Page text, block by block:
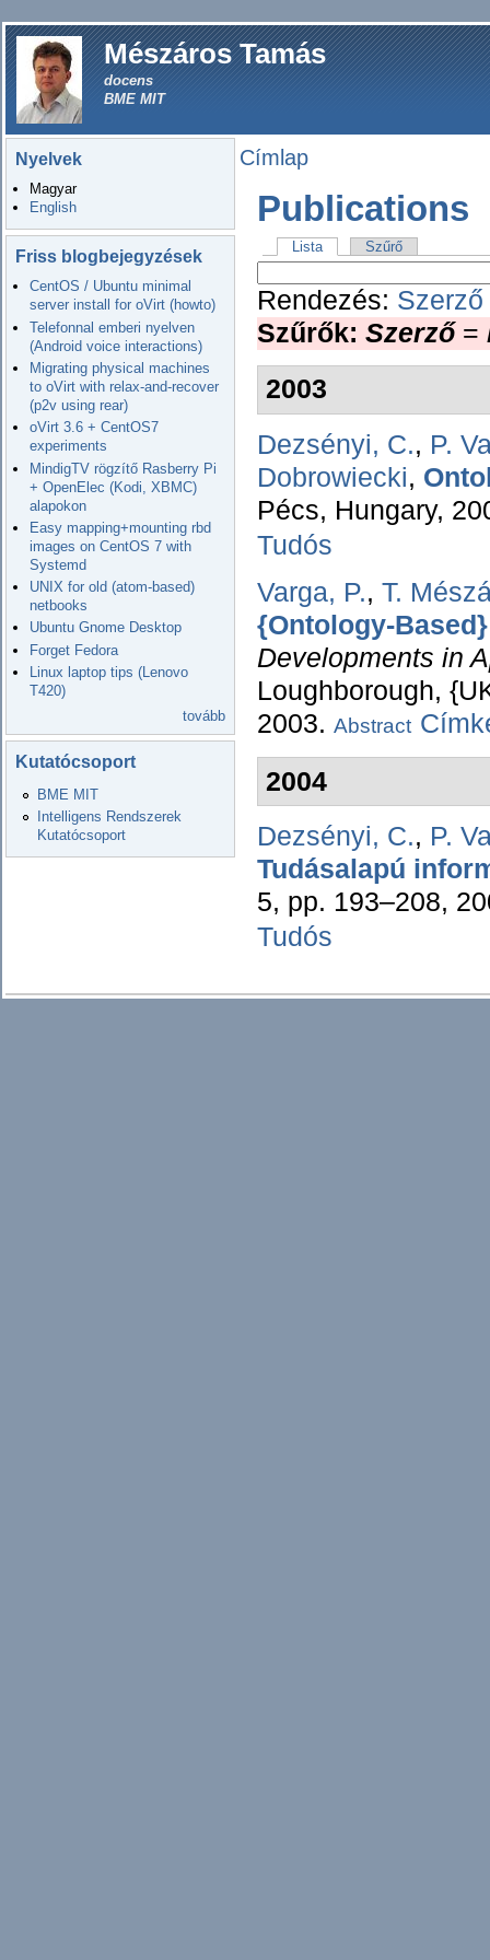
Mészáros Tamás
docens
BME MIT
Nyelvek
Magyar
English
Friss blogbejegyzések
CentOS / Ubuntu minimal
server install for oVirt (howto)
Telefonnal emberi nyelven
(Android voice interactions)
Migrating physical machines
to oVirt with relax-and-recover
(p2v using rear)
oVirt 3.6 + CentOS7
experiments
MindigTV rögzítő Rasberry Pi
+ OpenElec (Kodi, XBMC)
alapokon
Easy mapping+mounting rbd
images on CentOS 7 with
Systemd
UNIX for old (atom-based)
netbooks
Ubuntu Gnome Desktop
Forget Fedora
Linux laptop tips (Lenovo
T420)
tovább
Kutatócsoport
BME MIT
Intelligens Rendszerek
Kutatócsoport
Címlap
Publications
Lista Szűrő
Rendezés: Szerző
Szűrők: Szerző =
2003
Dezsényi, C., P.
Dobrowiecki,
Pécs, Hungary,
Tudós
Varga, P., T.
{Ontology-
Developments in
Loughborough,
2003. Abstract
2004
Dezsényi, C., P.
Tudásalapú
5, pp. 193–208,
Tudós